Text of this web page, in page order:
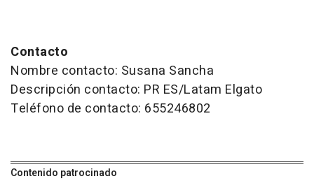
Contacto
Nombre contacto: Susana Sancha
Descripción contacto: PR ES/Latam Elgato
Teléfono de contacto: 655246802
Contenido patrocinado